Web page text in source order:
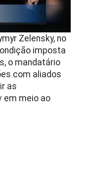
Zelensky, no
imposta
o mandatário
com aliados
as
em meio ao